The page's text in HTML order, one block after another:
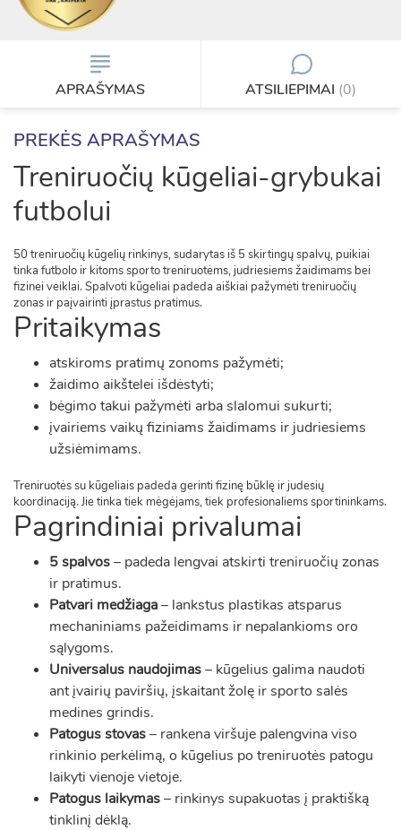
APRAŠYMAS ATSILIEPIMAI (0)
PREKĖS APRAŠYMAS
Treniruočių kūgeliai-grybukai
futbolui
50 treniruočių kūgelių rinkinys, sudarytas iš 5 skirtingų spalvų, puikiai
tinka futbolo ir kitoms sporto treniruotėms, judriesiems žaidimams bei
fizinei veiklai. Spalvoti kūgeliai padeda aiškiai pažymėti treniruočių
zonas ir paįvairinti įprastus pratimus.
Pritaikymas
atskiroms pratimų zonoms pažymėti;
žaidimo aikštelei išdėstyti;
bėgimo takui pažymėti arba slalomui sukurti;
įvairiems vaikų fiziniams žaidimams ir judriesiems
užsiėmimams.
Treniruotės su kūgeliais padeda gerinti fizinę būklę ir judesių
koordinaciją. Jie tinka tiek mėgėjams, tiek profesionaliems sportininkams.
Pagrindiniai privalumai
5 spalvos– padeda lengvai atskirti treniruočių zonas
ir pratimus.
Patvari medžiaga– lankstus plastikas atsparus
mechaniniams pažeidimams ir nepalankioms oro
sąlygoms.
Universalus naudojimas– kūgelius galima naudoti
ant įvairių paviršių, įskaitant žolę ir sporto salės
medines grindis.
Patogus stovas– rankena viršuje palengvina viso
rinkinio perkėlimą, o kūgelius po treniruotės patogu
laikyti vienoje vietoje.
Patogus laikymas– rinkinys supakuotas į praktišką
tinklinį dėklą.